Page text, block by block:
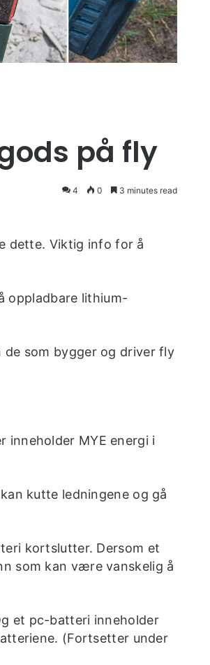
på fly
4 0 3 minutes read
dette. Viktig info for å
oppladbare lithium-
de som bygger og driver fly
inneholder MYE energi i
kutte ledningene og gå
kortslutter. Dersom et
som kan være vanskelig å
et pc-batteri inneholder
(Fortsetter under